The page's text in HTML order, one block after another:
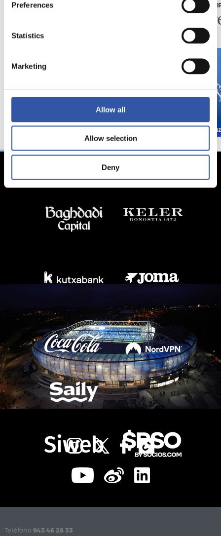
Preferences
Statistics
Marketing
Allow all
Allow selection
Deny
CRÓNICA
nivel
PRIMER
En
Teléfono 943 46 28 33